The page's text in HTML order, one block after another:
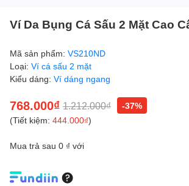
Ví Da Bụng Cá Sấu 2 Mặt Cao
Mã sản phẩm: VS210ND
Loại: Ví cá sấu 2 mặt
Kiểu dáng: Ví dáng ngang
768.000₫ 1.212.000₫
-37%
(Tiết kiệm: 444.000₫)
Mua trả sau 0 ₫ với